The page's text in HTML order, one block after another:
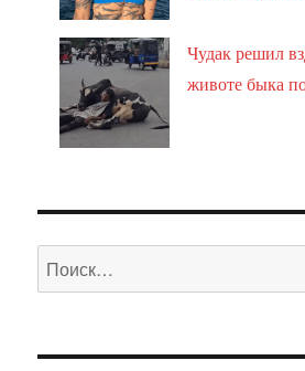
Чудак решил
животе быка
Искать: